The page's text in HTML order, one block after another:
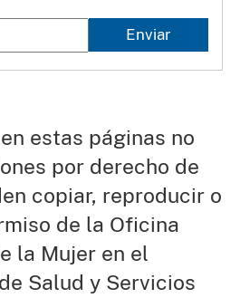
Enviar
estas páginas no
por derecho de
copiar, reproducir o
de la Oficina
la Mujer en el
Salud y Servicios